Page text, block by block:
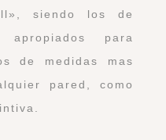
siendo los de
para
de medidas mas
pared, como